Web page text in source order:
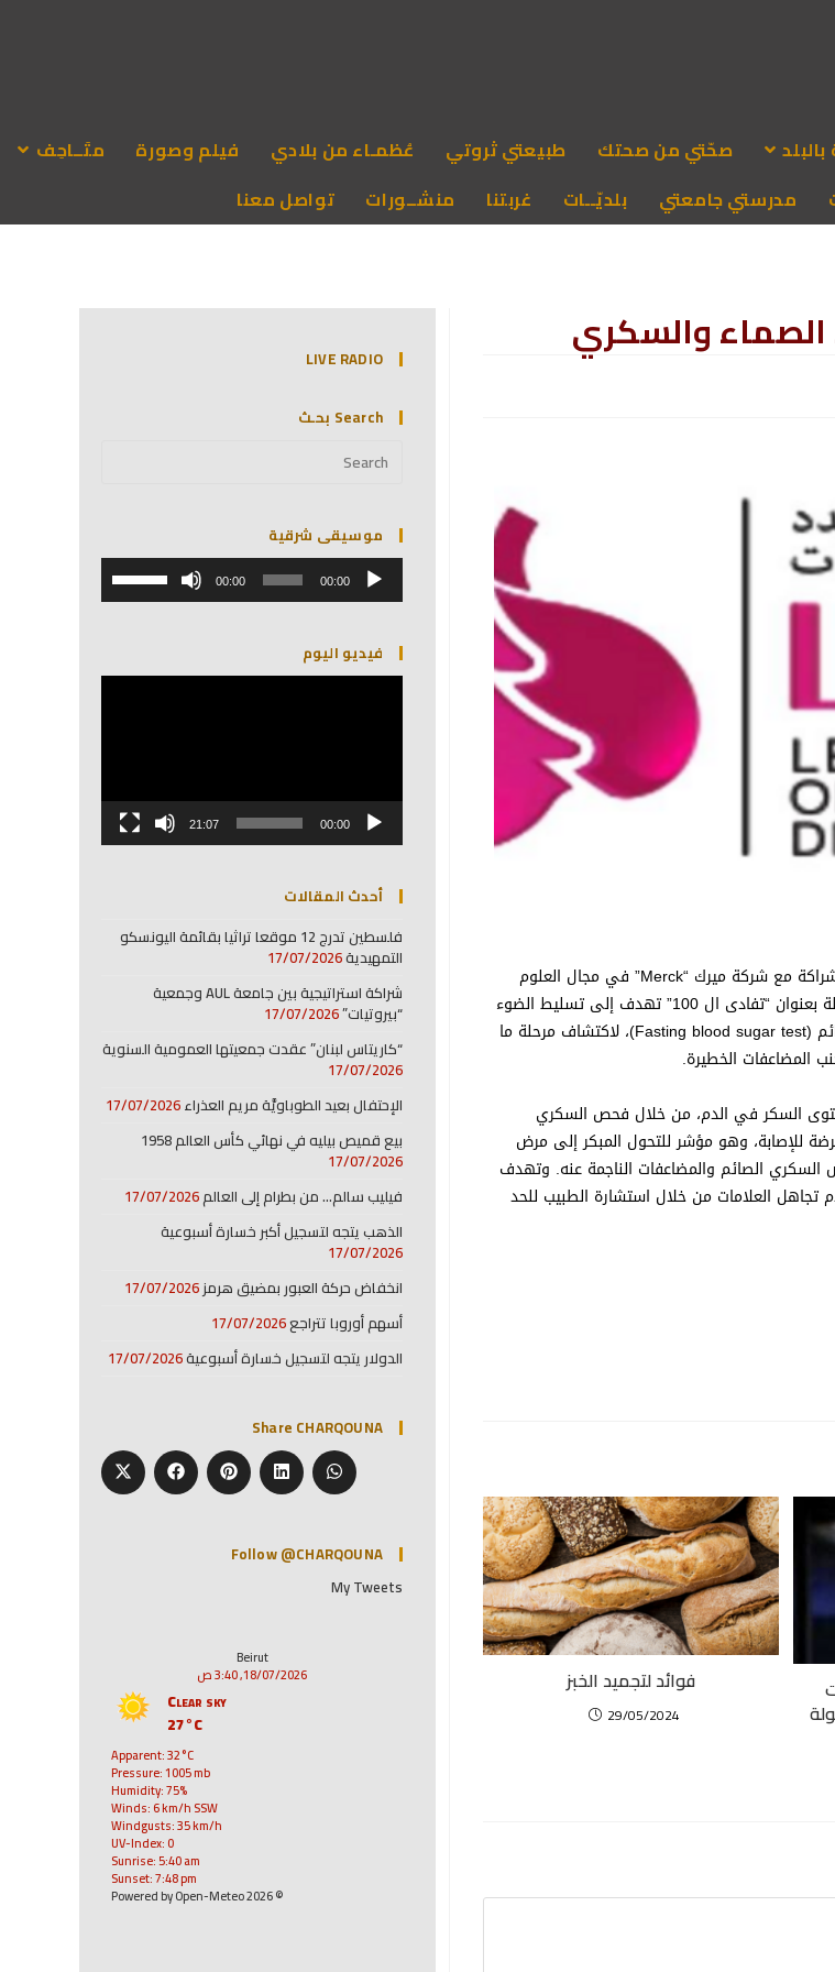
صحّتي من صحتك طبيعتي ثروتي عُظمـاء من بلادي فيلم وصورة
متَــاحِف
مدرستي جامعتي بلديّــات غربتنا منشــورات تواصل معنا
الصماء والسكري
أعلنت “الجمعية اللبنانية للغدد الصماء والسكري والدهنيات” في بيان، أنها أطلقت بالشراكة مع شركة ميرك “Merck” في مجال العلوم
والتكنولوجيا، بمناسبة اليوم العالمي للسكري واستكمالا لحملة “ما تضيع الفرصة”، حملة بعنوان “تفادى ال 100” تهدف إلى تسليط الضوء
على أهمية الكشف المبكر للسكري، من خلال اختبار بسيط يعرف بفحص السكري الصائم (Fasting blood sugar test)، لاكتشاف مرحلة ما
المضاعفات الخطيرة.
على أبعاد نسبة 100 ملغ/ديسيلتر لمستوى السكر في الدم، من خلال فحص السكري
للإصابة، وهو مؤشر للتحول المبكر إلى مرض
الصائم والمضاعفات الناجمة عنه. وتهدف
العلامات من خلال استشارة الطبيب للحد
فوائد لتجميد الخبز
29/05/2024
LIVE RADIO
Search بحـث
موسيقى شرقية
مشغل
الصوت 00:00
00:00
مفاتيح
لزيادة
فيديو اليوم
مشغل
00:00
21:07
أحدث المقالات
فلسطين تدرج 12 موقعا تراثيا بقائمة اليونسكو
التمهيدية17/07/2026
شراكة استراتيجية بين جامعة AUL وجمعية
“بيروتيات”17/07/2026
“كاريتاس لبنان” عقدت جمعيتها العمومية السنوية
17/07/2026
الإحتفال بعيد الطوباويَّة مريم العذراء17/07/2026
بيع قميص بيليه في نهائي كأس العالم 1958
17/07/2026
فيليب سالم… من بطرام إلى العالم17/07/2026
الذهب يتجه لتسجيل أكبر خسارة أسبوعية
17/07/2026
انخفاض حركة العبور بمضيق هرمز17/07/2026
أسهم أوروبا تتراجع17/07/2026
الدولار يتجه لتسجيل خسارة أسبوعية17/07/2026
Share CHARQOUNA
Follow @CHARQOUNA
My Tweets
Beirut
18/07/2026, 3:40 ص
Clear sky
27°C
Apparent: 32°C
Pressure: 1005 mb
Humidity: 75%
Winds: 6 km/h SSW
Windgusts: 35 km/h
UV-Index: 0
Sunrise: 5:40 am
Sunset: 7:48 pm
© 2026 Powered by Open-Meteo